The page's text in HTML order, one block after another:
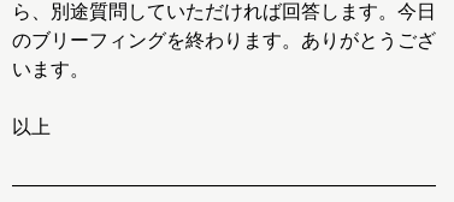
ら、別途質問していただければ回答します。今日
のブリーフィングを終わります。ありがとうござ
います。
以上
――――――――――――――――――――――